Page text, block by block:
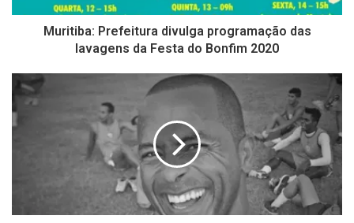
Muritiba: Prefeitura divulga programação das
lavagens da Festa do Bonfim 2020